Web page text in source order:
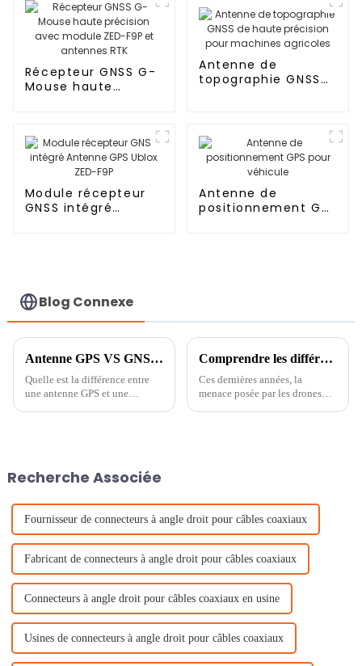
système
BDS/GPS/GLONASS
Récepteur GNSS G-
Mouse haute
Antenne de
topographie GNSS
Module récepteur
GNSS intégré
Antenne de
positionnement GPS
Blog Connexe
Antenne GPS VS GNSS ?
Quelle est la différence entre
une antenne GPS et une
Comprendre les différences entre les systèmes AUDS et C-UAS
Ces dernières années, la
menace posée par les drones
Recherche Associée
Fournisseur de connecteurs à angle droit pour câbles coaxiaux
Fabricant de connecteurs à angle droit pour câbles coaxiaux
Connecteurs à angle droit pour câbles coaxiaux en usine
Usines de connecteurs à angle droit pour câbles coaxiaux